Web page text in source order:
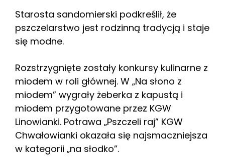
Starosta sandomierski podkreślił, że
pszczelarstwo jest rodzinną tradycją i staje
się modne.
Rozstrzygnięte zostały konkursy kulinarne z
miodem w roli głównej. W „Na słono z
miodem” wygrały żeberka z kapustą i
miodem przygotowane przez KGW
Linowianki. Potrawa „Pszczeli raj” KGW
Chwałowianki okazała się najsmaczniejsza
w kategorii „na słodko”.